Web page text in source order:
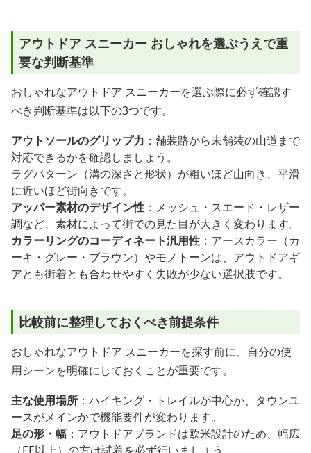
アウトドア スニーカー おしゃれを選ぶうえで重
要な判断基準
おしゃれなアウトドア スニーカーを選ぶ際に必ず確認す
べき判断基準は以下の3つです。
アウトソールのグリップ力 ：舗装路から未舗装の山道まで
対応できるかを確認しましょう。
ラグパターン（溝の深さと形状）が粗いほど山向き、平滑
に近いほど街向きです。
アッパー素材のデザイン性 ：メッシュ・スエード・レザー
調など、素材によって街での見た目が大きく変わります。
カラーリングのコーディネート汎用性 ：アースカラー（カ
ーキ・グレー・ブラウン）やモノトーンは、アウトドアギ
アとも街着とも合わせやすく失敗が少ない選択肢です。
比較前に整理しておくべき前提条件
おしゃれなアウトドア スニーカーを探す前に、自分の使
用シーンを明確にしておくことが重要です。
主な使用場所 ：ハイキング・トレイルが中心か、タウンユ
ースがメインかで機能要件が変わります。
足の形・幅 ：アウトドアブランドは欧米設計のため、幅広